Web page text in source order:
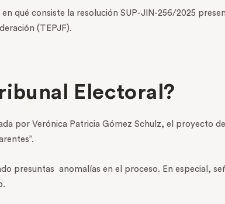
qué consiste la resolución SUP-JIN-256/2025
(TEPJF).
Electoral?
por Verónica Patricia Gómez Schulz, el proyecto de
presuntas anomalías en el proceso. En especial,